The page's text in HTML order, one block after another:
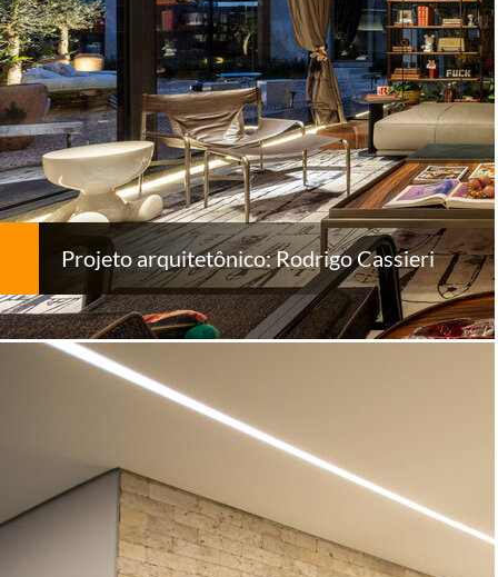
Projeto arquitetônico: Rodrigo Cassieri